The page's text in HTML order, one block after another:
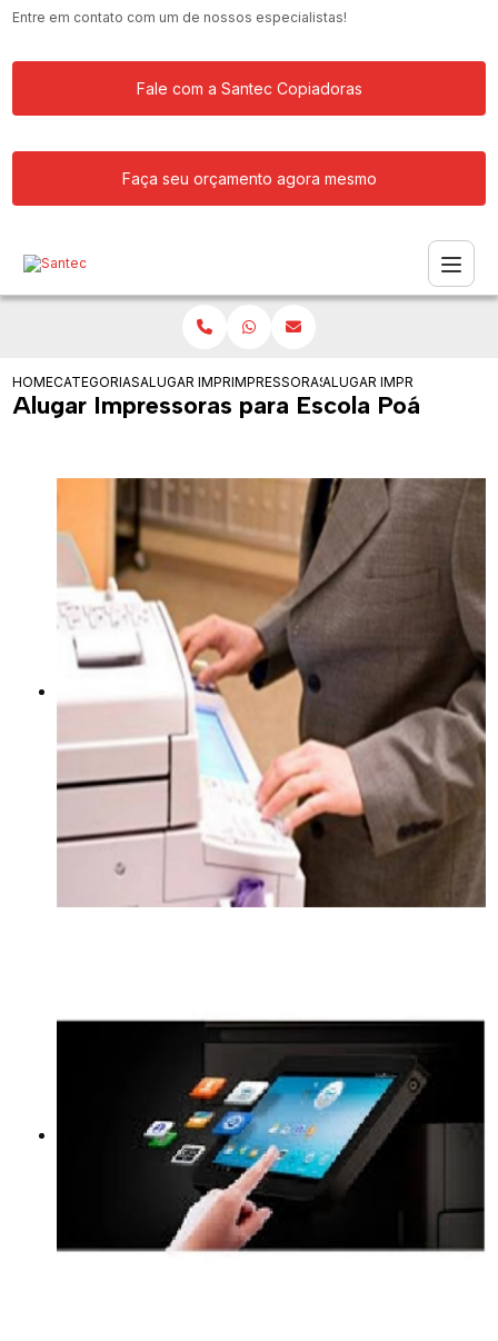
Entre em contato com um de nossos especialistas!
Fale com a Santec Copiadoras
Faça seu orçamento agora mesmo
HOMECATEGORIASALUGAR IMPRESSORAIMPRESSORAS PARA EMPRESA DE
ALUGAR IMPRESSORAS
Alugar Impressoras para Escola Poá